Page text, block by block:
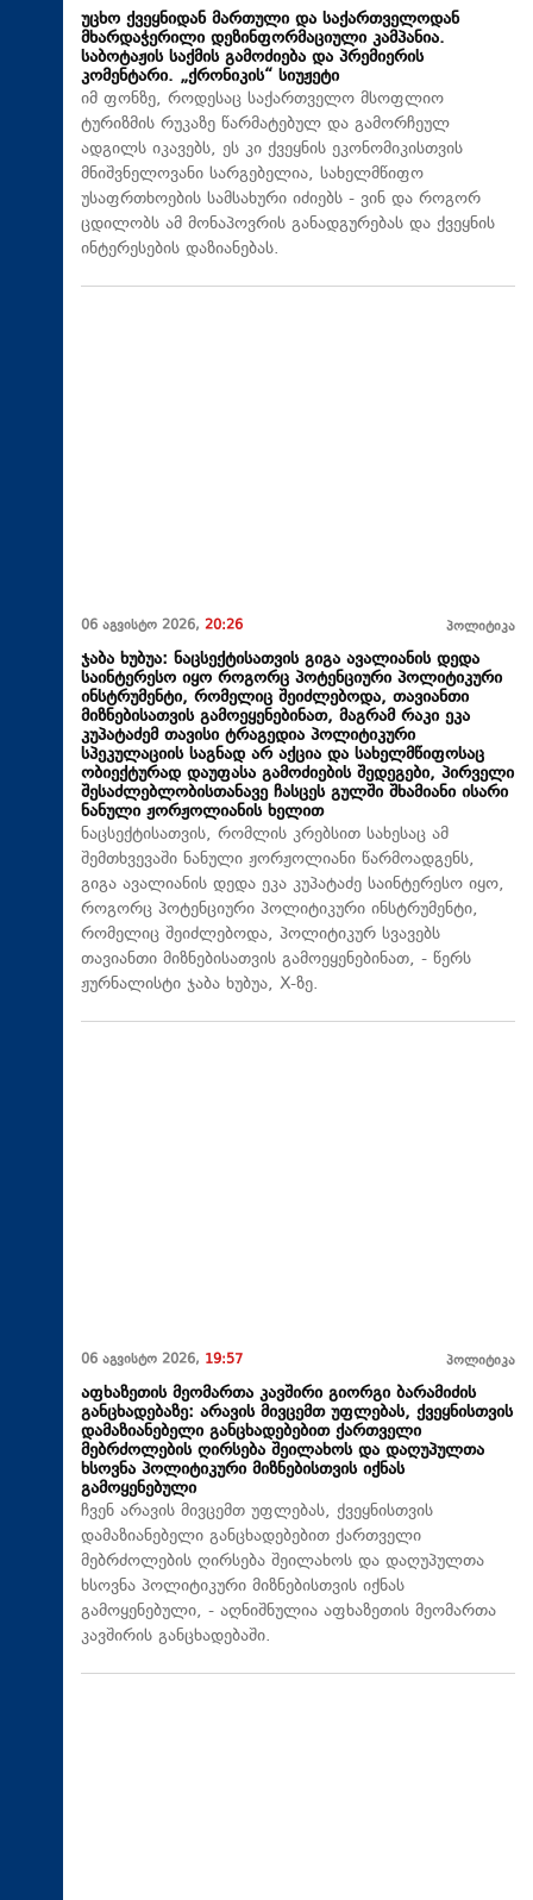
უცხო ქვეყნიდან მართული და საქართველოდან
მხარდაჭერილი დეზინფორმაციული კამპანია.
საბოტაჟის საქმის გამოძიება და პრემიერის
კომენტარი. „ქრონიკის“ სიუჟეტი
იმ ფონზე, როდესაც საქართველო მსოფლიო
ტურიზმის რუკაზე წარმატებულ და გამორჩეულ
ადგილს იკავებს, ეს კი ქვეყნის ეკონომიკისთვის
მნიშვნელოვანი სარგებელია, სახელმწიფო
უსაფრთხოების სამსახური იძიებს - ვინ და როგორ
ცდილობს ამ მონაპოვრის განადგურებას და ქვეყნის
ინტერესების დაზიანებას.
06 აგვისტო 2026, 20:26 პოლიტიკა
ჯაბა ხუბუა: ნაცსექტისათვის გიგა ავალიანის დედა
საინტერესო იყო როგორც პოტენციური პოლიტიკური
ინსტრუმენტი, რომელიც შეიძლებოდა, თავიანთი
მიზნებისათვის გამოეყენებინათ, მაგრამ რაკი ეკა
კუპატაძემ თავისი ტრაგედია პოლიტიკური
სპეკულაციის საგნად არ აქცია და სახელმწიფოსაც
ობიექტურად დაუფასა გამოძიების შედეგები, პირველი
შესაძლებლობისთანავე ჩასცეს გულში შხამიანი ისარი
ნანული ჟორჟოლიანის ხელით
ნაცსექტისათვის, რომლის კრებსით სახესაც ამ
შემთხვევაში ნანული ჟორჟოლიანი წარმოადგენს,
გიგა ავალიანის დედა ეკა კუპატაძე საინტერესო იყო,
როგორც პოტენციური პოლიტიკური ინსტრუმენტი,
რომელიც შეიძლებოდა, პოლიტიკურ სვავებს
თავიანთი მიზნებისათვის გამოეყენებინათ, - წერს
ჟურნალისტი ჯაბა ხუბუა, X-ზე.
06 აგვისტო 2026, 19:57 პოლიტიკა
აფხაზეთის მეომართა კავშირი გიორგი ბარამიძის
განცხადებაზე: არავის მივცემთ უფლებას, ქვეყნისთვის
დამაზიანებელი განცხადებებით ქართველი
მებრძოლების ღირსება შეილახოს და დაღუპულთა
ხსოვნა პოლიტიკური მიზნებისთვის იქნას
გამოყენებული
ჩვენ არავის მივცემთ უფლებას, ქვეყნისთვის
დამაზიანებელი განცხადებებით ქართველი
მებრძოლების ღირსება შეილახოს და დაღუპულთა
ხსოვნა პოლიტიკური მიზნებისთვის იქნას
გამოყენებული, - აღნიშნულია აფხაზეთის მეომართა
კავშირის განცხადებაში.